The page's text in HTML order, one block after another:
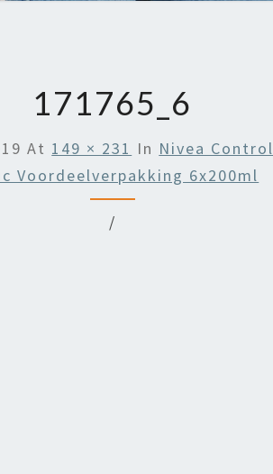
171765_6
At 149 × 231 In Nivea
Voordeelverpakking 6x200ml
/